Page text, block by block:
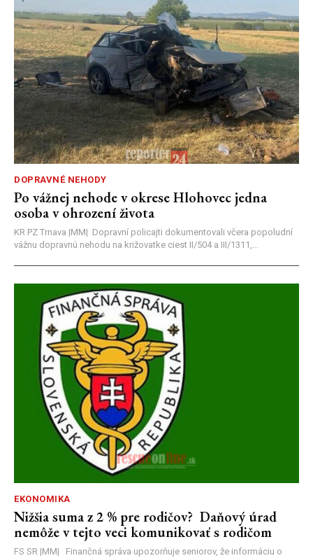
DOPRAVNÉ NEHODY
Po vážnej nehode v okrese Hlohovec jedna
osoba v ohrození života
KR PZ Trnava |MM| Dopravní policajti dokumentovali včera popoludní
vážnu dopravnú nehodu na križovatke ciest II/504 a III/1311,...
EKONOMIKA
Nižšia suma z 2 % pre rodičov? Daňový úrad
nemôže v tejto veci komunikovať s rodičom
FS SR |MM| Finančná správa upozorňuje seniorov, že informáciu o